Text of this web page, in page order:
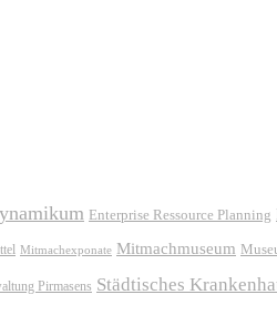
Enterprise Ressource Planning
Mitmachexponate Mitmachmuseum
Pirmasens Städtisches